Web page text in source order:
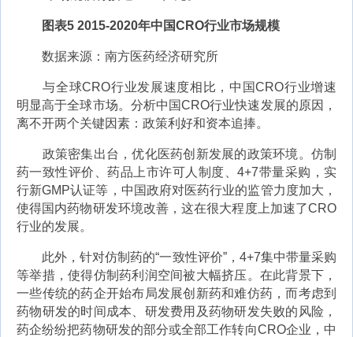
图表5 2015-2020年中国CRO行业市场规模
数据来源：南方医药经济研究所
与全球CRO行业发展速度相比，中国CRO行业增速
明显高于全球市场。分析中国CRO行业快速发展的原因，
离不开两个关键因素：政策利好和资本追捧。
政策密集出台，优化医药创新发展的政策环境。仿制
药一致性评价、药品上市许可人制度、4+7带量采购，实
行新GMP认证等，中国政府对医药行业的监管力度加大，
使得国内药物研发环境改善，这在很大程度上加速了CRO
行业的发展。
此外，针对仿制药的“一致性评价”，4+7集中带量采购
等举措，使得仿制药利润空间被大幅挤压。在此背景下，
一些传统的药企开始布局发展创新药和难仿药，而考虑到
药物研发的时间成本、研发费用及药物研发失败的风险，
药企纷纷把药物研发的部分或全部工作转向CRO企业，中